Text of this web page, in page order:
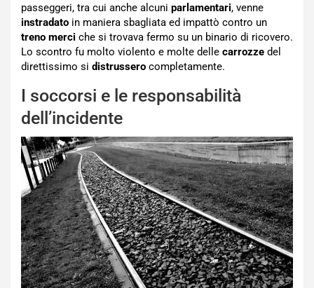
passeggeri, tra cui anche alcuni parlamentari, venne
instradato in maniera sbagliata ed impattò contro un
treno merci che si trovava fermo su un binario di ricovero.
Lo scontro fu molto violento e molte delle carrozze del
direttissimo si distrussero completamente.
I soccorsi e le responsabilità
dell’incidente